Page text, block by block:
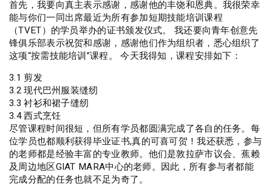
首先，我要向真主表示感谢，感谢他的丰饶和恩典。我很荣幸
能与你们一同出席最近为所有参加短期技能培训课程
（TVET）的学员举办的证书颁发仪式。 我还要向青年创意先
锋俱乐部表示祝贺和感谢，感谢他们作为组织者，悉心组织了
这项“按需技能培训”课程。 今天我得知，课程安排如下：
3.1 剪发
3.2 现代巴州服装缝纫
3.3 衬衫和裙子缝纫
3.4 西式烹饪
尽管课程时间很短，但所有学员都圆满完成了各自的任务。每
位学员也都顺利获得毕业证书,真的可喜可贺！我还获悉，参与
的老师都是经验丰富的专业教师。他们是敦拉萨市议会、蕉赖
及周边地区GIAT MARA中心的老师。因此，所有参与者都能
完成分配的任务也就不足为奇了。